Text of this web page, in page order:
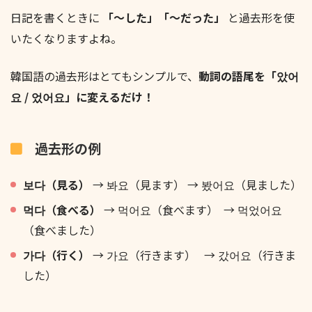
日記を書くときに 「～した」「～だった」
と過去形を使
いたくなりますよね。
韓国語の過去形はとてもシンプルで、 動詞の語尾を「았어
요 / 었어요」に変えるだけ！
過去形の例
보다（見る）
→ 봐요（見ます） → 봤어요（見ました）
먹다（食べる）
→ 먹어요（食べます） → 먹었어요
（食べました）
가다（行く）
→ 가요（行きます） → 갔어요（行きま
した）